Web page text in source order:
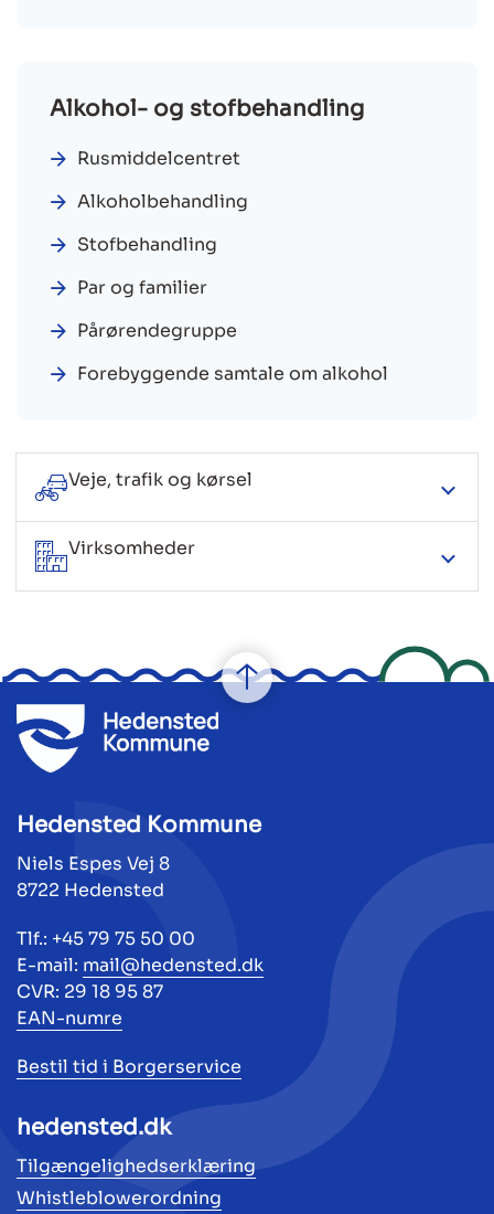
Alkohol- og stofbehandling
Rusmiddelcentret
Alkoholbehandling
Stofbehandling
Par og familier
Pårørendegruppe
Forebyggende samtale om alkohol
Veje, trafik og kørsel
Virksomheder
Hedensted Kommune
Niels Espes Vej 8
8722 Hedensted
Tlf.: +45 79 75 50 00
E-mail: mail@hedensted.dk
CVR: 29 18 95 87
EAN-numre
Bestil tid i Borgerservice
hedensted.dk
Tilgængelighedserklæring
Whistleblowerordning